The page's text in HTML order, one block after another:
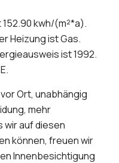
kwh/(m²*a).
Heizung ist Gas.
ist 1992.
Ort, unabhängig
mehr
wir auf diesen
können, freuen wir
Innenbesichtigung